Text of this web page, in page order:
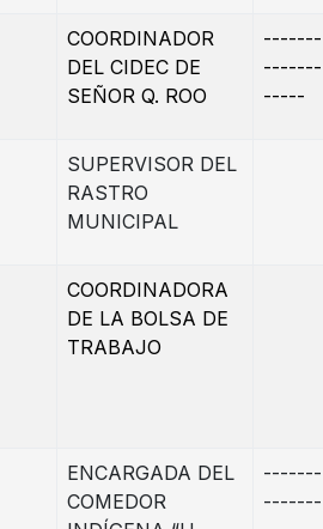
COORDINADOR
DEL CIDEC DE
SEÑOR Q. ROO
-------
-------
-----
SUPERVISOR DEL
RASTRO
MUNICIPAL
COORDINADORA
DE LA BOLSA DE
TRABAJO
ENCARGADA DEL
COMEDOR
-------
-------